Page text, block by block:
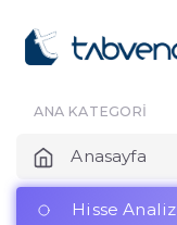
ANA KATEGORİ
Anasayfa
Hisse Analiz